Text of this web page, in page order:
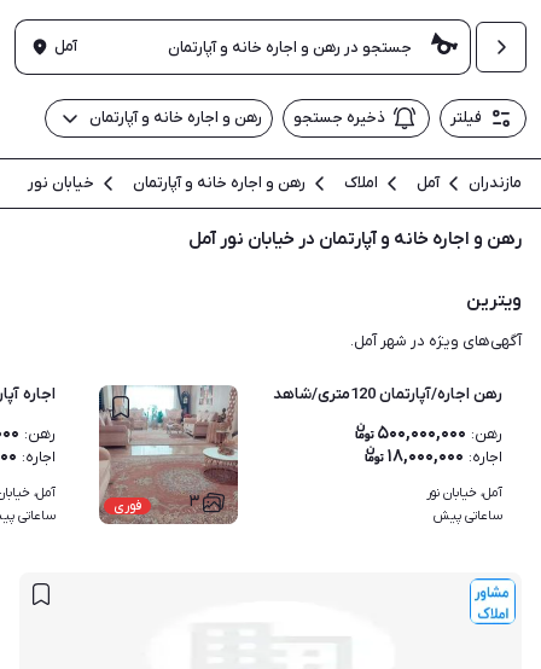
آمل
فیلتر ذخیره جستجو رهن و اجاره خانه و آپارتمان
مازندران آمل املاک رهن و اجاره خانه و آپارتمان خیابان نور
رهن و اجاره خانه و آپارتمان در خیابان نور آمل
ویترین
آگهی‌های ویژه در شهر آمل.
فوری ۳
رهن اجاره/آپارتمان 120متری/شاهد
رهن: ۵۰۰,۰۰۰,۰۰۰
اجاره: ۱۸,۰۰۰,۰۰۰
آمل، خیابان نور
ساعاتی پیش
اجاره آپارتمان 85
رهن:
اجاره:
آمل،
ساعاتی